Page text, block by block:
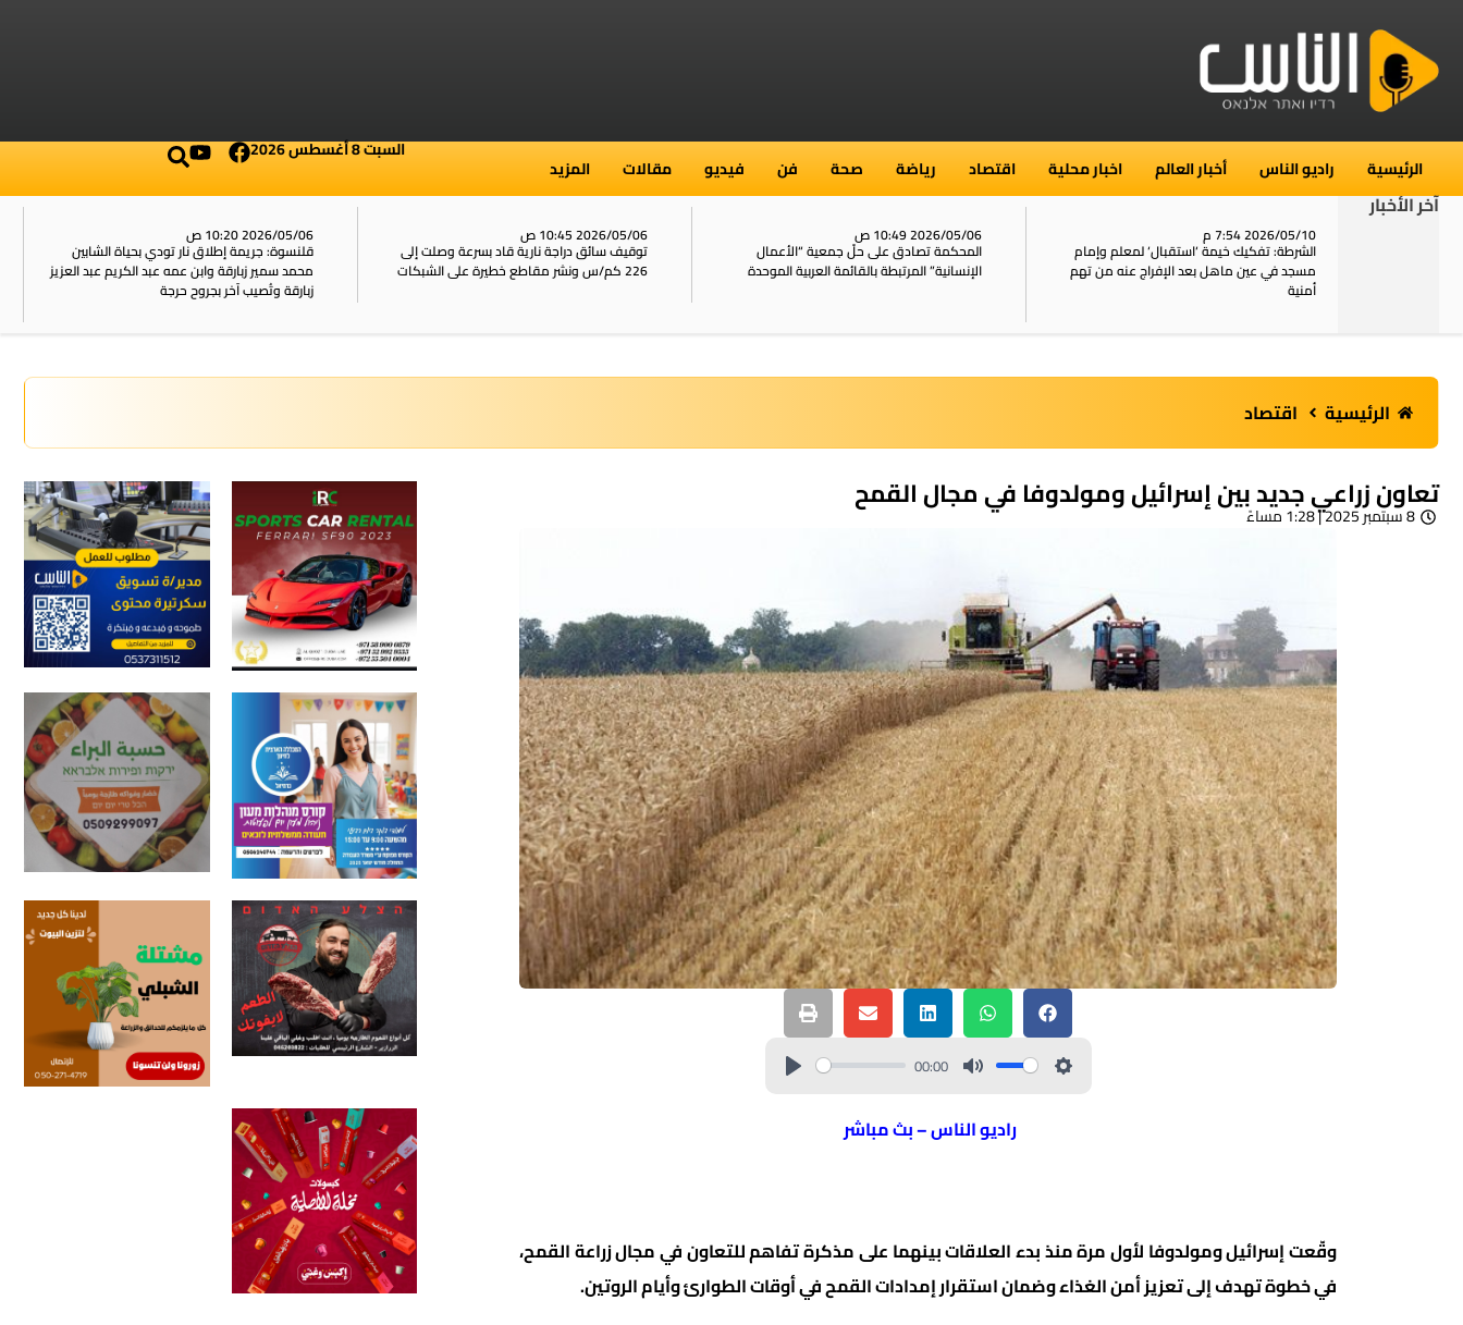
الرئيسية راديو الناس أخبار العالم اخبار محلية اقتصاد رياضة صحة فن فيديو مقالات المزيد
السبت 8 أغسطس 2026
آخر الأخبار
2026/05/10 7:54 م
الشرطة: تفكيك خيمة ‘استقبال‘ لمعلم وإمام
مسجد في عين ماهل بعد الإفراج عنه من تهم
أمنية
2026/05/06 10:49 ص
المحكمة تصادق على حلّ جمعية “الأعمال
الإنسانية” المرتبطة بالقائمة العربية الموحدة
2026/05/06 10:45 ص
توقيف سائق دراجة نارية قاد بسرعة وصلت إلى
226 كم/س ونشر مقاطع خطيرة على الشبكات
2026/05/06 10:20 ص
قلنسوة: جريمة إطلاق نار تودي بحياة الشابين
محمد سمير زبارقة وابن عمه عبد الكريم عبد العزيز
زبارقة وتُصيب آخر بجروح حرجة
الرئيسية اقتصاد
تعاون زراعي جديد بين إسرائيل ومولدوفا في مجال القمح
8 سبتمبر 2025 | 1:28 مساءً
00:00
راديو الناس – بث مباشر
وقّعت إسرائيل ومولدوفا لأول مرة منذ بدء العلاقات بينهما على مذكرة تفاهم للتعاون في مجال زراعة القمح،
في خطوة تهدف إلى تعزيز أمن الغذاء وضمان استقرار إمدادات القمح في أوقات الطوارئ وأيام الروتين.